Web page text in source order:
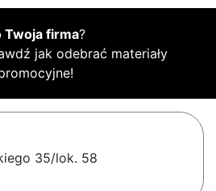
Twoja firma?
jak odebrać materiały
35/lok. 58